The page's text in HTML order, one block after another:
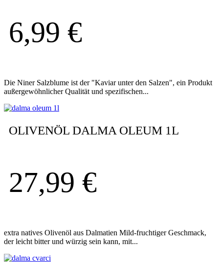
6,99 €
Die Niner Salzblume ist der "Kaviar unter den Salzen", ein Produkt
außergewöhnlicher Qualität und spezifischen...
OLIVENÖL DALMA OLEUM 1L
27,99 €
extra natives Olivenöl aus Dalmatien Mild-fruchtiger Geschmack,
der leicht bitter und würzig sein kann, mit...